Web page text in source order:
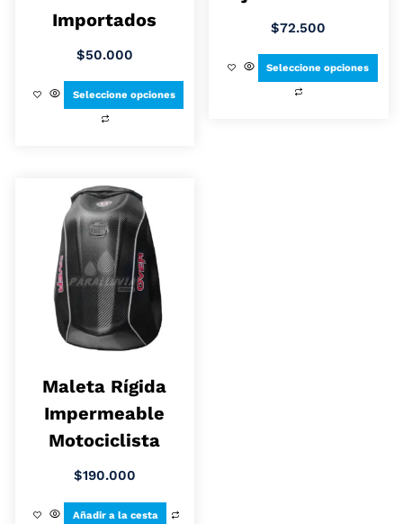
Importados
$50.000
Seleccione opciones
$72.500
Seleccione opciones
Maleta Rígida
Impermeable
Motociclista
$190.000
Añadir a la cesta